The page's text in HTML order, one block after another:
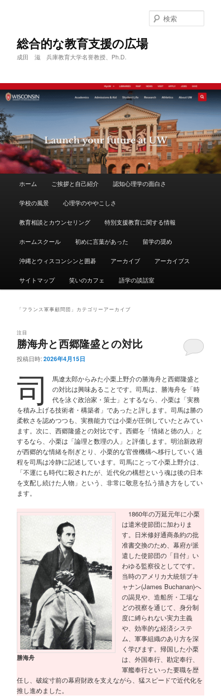
へ
移
動
移
動
総合的な教育支援の広場
成田 滋 兵庫教育大学名誉教授、Ph.D.
索
ホーム ご挨拶と自己紹介 認知心理学の面白さ
学校の風景 心理学のややこしさ
教育相談とカウンセリング 特別支援教育に関する情報
ホームスクール 初めに言葉があった 留学の奨め
沖縄とウィスコンシンと囲碁 アーカイブ アーカイブス
サイトマップ 笑いのカフェ 語学の談話室
「 フランス軍事顧問団 」カテゴリーアーカイブ
勝海舟と西郷隆盛との対比
注目
投稿日時:2026年4月15日
司
馬遼太郎からみた小栗上野介の勝海舟と西郷隆盛と
の対比は興味あることです。司馬は、勝海舟を「時
代を泳ぐ政治家・策士」とするなら、小栗は「実務
を積み上げる技術者・構築者」であったと評します。司馬は勝の
柔軟さを認めつつも、実務能力では小栗が圧倒していたとみてい
ます。次に、西郷隆盛との対比です。西郷を「情緒と徳の人」と
するなら、小栗は「論理と数理の人」と評価します。明治新政府
が西郷的な情緒を削ぎとり、小栗的な官僚機構へ移行していく過
程を司馬は冷静に記述しています。司馬にとって小栗上野介は、
「不運にも時代に殺されたが、近代化の構想という魂は後の日本
を支配し続けた人物」という、非常に敬意を払う描き方をしてい
ます。
勝海舟
1860年の万延元年に小栗
は遣米使節団に加わりま
す。日米修好通商条約の批
准書交換のため、幕府が派
遣した使節団の「目付」い
わゆる監察役としてです。
当時のアメリカ大統領ブキ
ャナン(James Buchanan)へ
の謁見や、造船所・工場な
どの視察を通じて、身分制
度に縛られない実力主義
や、効率的な経済システ
ム、軍事組織のあり方を深
く学びます。帰国した小栗
は、外国奉行、勘定奉行、
軍艦奉行といった要職を歴
任し、破綻寸前の幕府財政を支えながら、猛スピードで近代化を
推し進めました。